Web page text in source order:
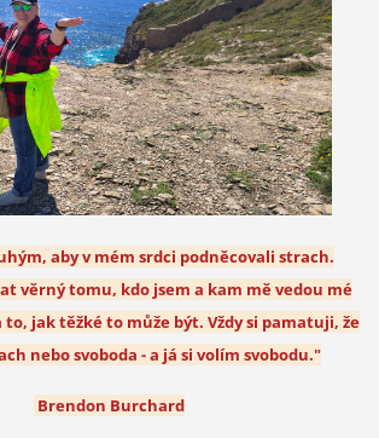
aby v mém srdci podněcovali strach.
věrný tomu, kdo jsem a kam mě vedou mé
to, jak těžké to může být. Vždy si pamatuji, že
nebo svoboda - a já si volím svobodu."
Brendon Burchard